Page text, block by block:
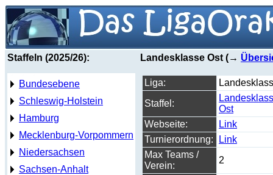
Staffeln (2025/26):
Bundesebene
Schleswig-Holstein
Hamburg
Mecklenburg-Vorpommern
Niedersachsen
Sachsen-Anhalt
Landesklasse Ost (→
Liga:
Staffel:
Ost
Webseite:
Link
Turnierordnung:
Link
Max Teams /
Verein:
2